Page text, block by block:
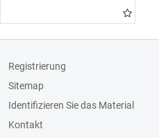
Registrierung
Sitemap
Identifizieren Sie das Material
Kontakt